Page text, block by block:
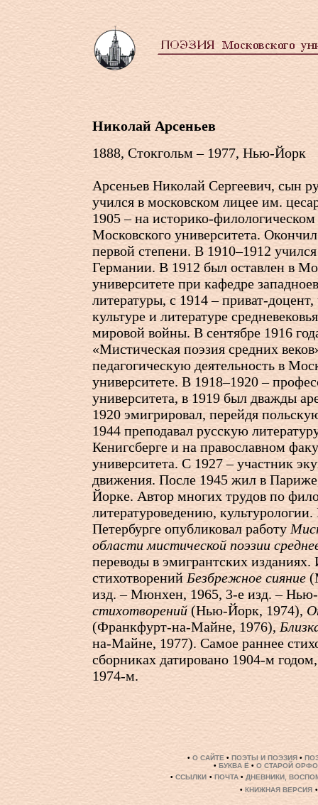
Николай Арсеньев
1888, Стокгольм – 1977, Нью-Йорк
Арсеньев Николай Сергеевич, сын
учился в московском лицее им.
1905 – на историко-филологическом
Московского университета.
первой степени. В 1910–1912
Германии. В 1912 был оставлен в
университете при кафедре
литературы, с 1914 – приват-
культуре и литературе
мировой войны. В сентябре 1916
«Мистическая поэзия средних
педагогическую деятельность в
университете. В 1918–1920 –
университета, в 1919 был дважды
1920 эмигрировал, перейдя
1944 преподавал русскую
Кенигсберге и на православном
университета. С 1927 – участник
движения. После 1945 жил в
Йорке. Автор многих трудов по
литературоведению,
Петербурге опубликовал работу
области мистической поэзии
переводы в эмигрантских изданиях.
стихотворений Безбрежное сияние
изд. – Мюнхен, 1965, 3-е изд. –
стихотворений (Нью-Йорк, 1974),
(Франкфурт-на-Майне, 1976),
на-Майне, 1977). Самое раннее
сборниках датировано 1904-м
1974-м.